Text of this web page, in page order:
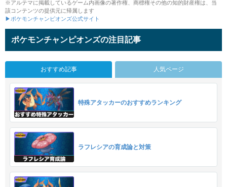
※アルテマに掲載しているゲーム内画像の著作権、商標権その他の知的財産権は、当
該コンテンツの提供元に帰属します
▶ポケモンチャンピオンズ公式サイト
ポケモンチャンピオンズの注目記事
おすすめ記事 人気ページ
特殊アタッカーのおすすめランキング
ラフレシアの育成論と対策